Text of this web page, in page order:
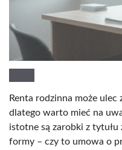
Renta rodzinna może ulec
dlatego warto mieć na
istotne są zarobki z tytułu
formy – czy to umowa o